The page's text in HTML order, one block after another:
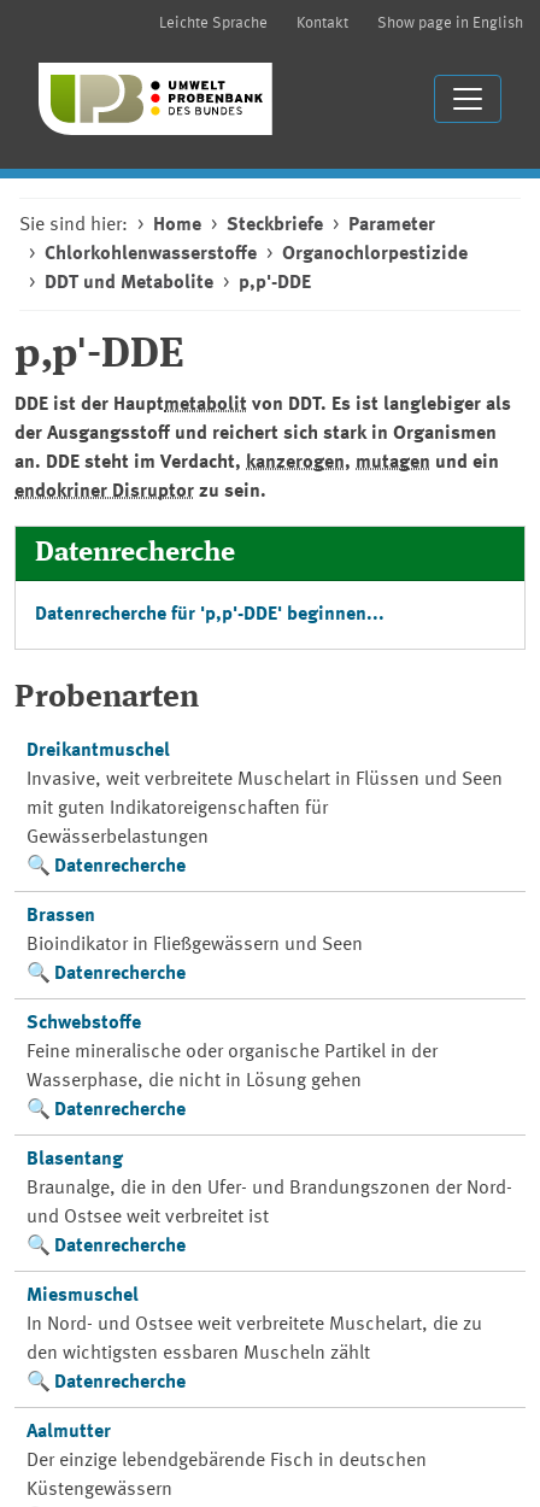
Leichte Sprache Kontakt Show page in English
Sie sind hier: Home Steckbriefe
Parameter
Chlorkohlenwasserstoffe
Organochlorpestizide
DDT und Metabolite
p,p'-DDE
p,p'-DDE
DDE ist der Hauptmetabolit von DDT. Es ist langlebiger als
der Ausgangsstoff und reichert sich stark in Organismen
an. DDE steht im Verdacht, kanzerogen, mutagen und ein
endokriner Disruptor zu sein.
Datenrecherche
Datenrecherche für 'p,p'-DDE' beginnen...
Probenarten
Dreikantmuschel
Invasive, weit verbreitete Muschelart in Flüssen und Seen
mit guten Indikatoreigenschaften für
Gewässerbelastungen
Datenrecherche
Brassen
Bioindikator in Fließgewässern und Seen
Datenrecherche
Schwebstoffe
Feine mineralische oder organische Partikel in der
Wasserphase, die nicht in Lösung gehen
Datenrecherche
Blasentang
Braunalge, die in den Ufer- und Brandungszonen der Nord-
und Ostsee weit verbreitet ist
Datenrecherche
Miesmuschel
In Nord- und Ostsee weit verbreitete Muschelart, die zu
den wichtigsten essbaren Muscheln zählt
Datenrecherche
Aalmutter
Der einzige lebendgebärende Fisch in deutschen
Küstengewässern